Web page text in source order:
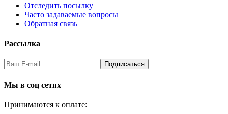
Отследить посылку
Часто задаваемые вопросы
Обратная связь
Рассылка
Подписаться
Мы в соц сетях
Принимаются к оплате: